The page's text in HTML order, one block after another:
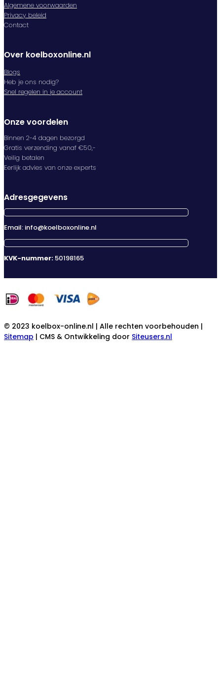
Algemene voorwaarden
Privacy beleid
Contact
Over koelboxonline.nl
Blogs
Heb je ons nodig?
Snel regelen in je account
Onze voordelen
Binnen 2-4 dagen bezorgd
Gratis verzending vanaf €50,-
Veilig betalen
Eerlijk advies van onze experts
Adresgegevens
Email: info@koelboxonline.nl
KVK-nummer: 50198165
© 2023 koelbox-online.nl | Alle rechten voorbehouden |
Sitemap | CMS & Ontwikkeling door Siteusers.nl